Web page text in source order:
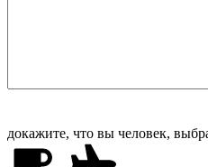
докажите, что вы человек,